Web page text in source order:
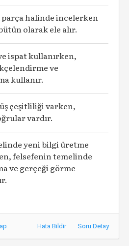
parça halinde incelerken
olarak ele alır.
ispat kullanırken,
ve
kullanır.
çeşitliliği varken,
vardır.
yeni bilgi üretme
felsefenin temelinde
ve gerçeği görme
Hata Bildir Soru Detay